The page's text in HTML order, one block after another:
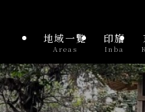
地域一覧
Areas
印旛
Inba